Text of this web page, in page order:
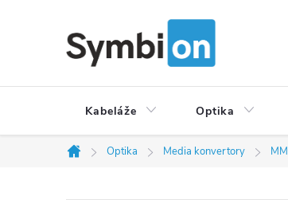
Kabeláže Optika
Domů
Optika Media konvertory MM